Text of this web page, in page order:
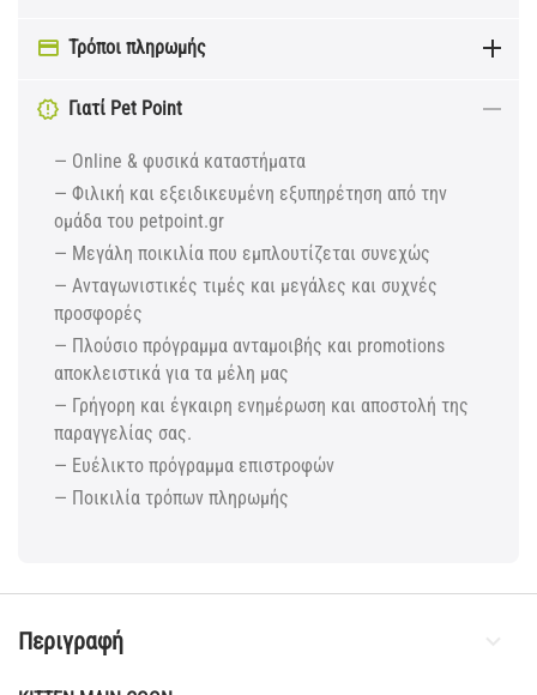
Τρόποι πληρωμής
Γιατί Pet Point
— Online & φυσικά καταστήματα
— Φιλική και εξειδικευμένη εξυπηρέτηση από την
ομάδα του petpoint.gr
— Μεγάλη ποικιλία που εμπλουτίζεται συνεχώς
— Ανταγωνιστικές τιμές και μεγάλες και συχνές
προσφορές
— Πλούσιο πρόγραμμα ανταμοιβής και promotions
αποκλειστικά για τα μέλη μας
— Γρήγορη και έγκαιρη ενημέρωση και αποστολή της
παραγγελίας σας.
— Ευέλικτο πρόγραμμα επιστροφών
— Ποικιλία τρόπων πληρωμής
Περιγραφή